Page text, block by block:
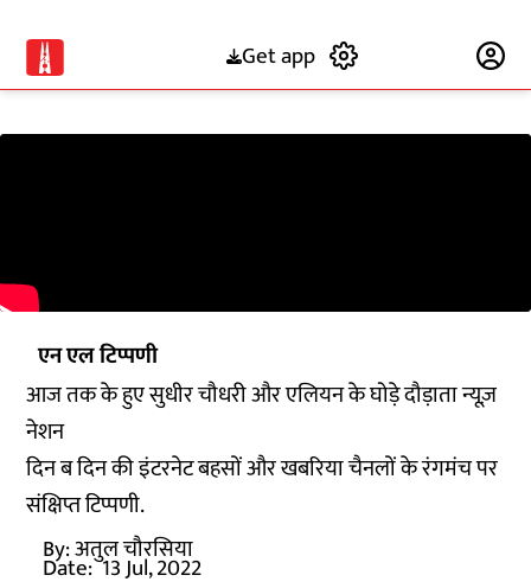
Get app
एन एल टिप्पणी
आज तक के हुए सुधीर चौधरी और एलियन के घोड़े दौड़ाता न्यूज़
नेशन
दिन ब दिन की इंटरनेट बहसों और खबरिया चैनलों के रंगमंच पर
संक्षिप्त टिप्पणी.
By:अतुल चौरसिया
Date: 13 Jul, 2022